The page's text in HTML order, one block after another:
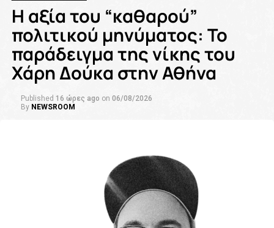
Η αξία του “καθαρού”
πολιτικού μηνύματος: Το
παράδειγμα της νίκης του
Χάρη Δούκα στην Αθήνα
Published 16 ώρες ago on 06/08/2026
By NEWSROOM